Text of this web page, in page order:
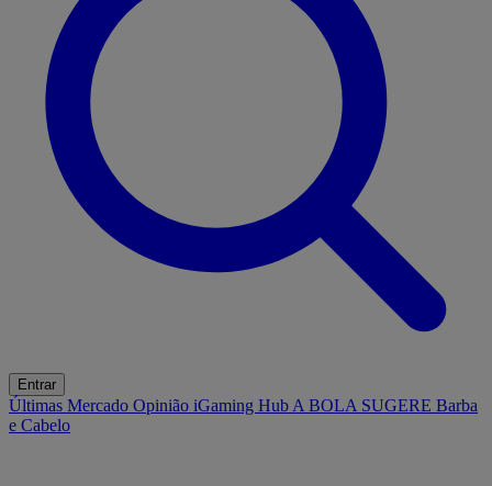
Entrar
Últimas Mercado Opinião iGaming Hub A BOLA SUGERE Barba
e Cabelo